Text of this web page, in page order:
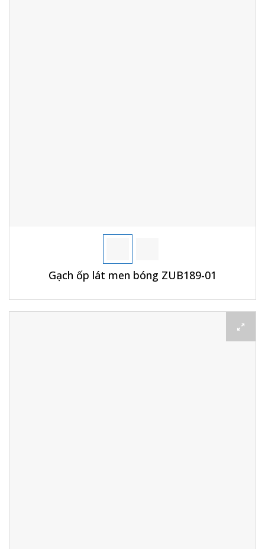
Gạch ốp lát men bóng ZUB189-01